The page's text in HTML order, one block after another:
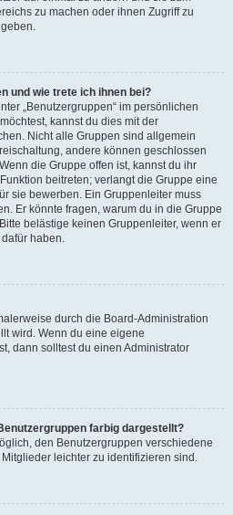
zu machen oder ihnen Zugriff zu
und wie trete ich ihnen bei?
„Benutzergruppen“ im persönlichen
kannst du dies mit der
Nicht alle Gruppen sind allgemein
andere können geschlossen
die Gruppe offen ist, kannst du ihr
beitreten; verlangt die Gruppe eine
sie bewerben. Ein Gruppenleiter muss
Er könnte fragen, warum du in die Gruppe
belästige keinen Gruppenleiter, wenn er
haben.
durch die Board-Administration
wird. Wenn du eine eigene
dann solltest du einen Administrator
farbig dargestellt?
den Benutzergruppen verschiedene
leichter zu identifizieren sind.